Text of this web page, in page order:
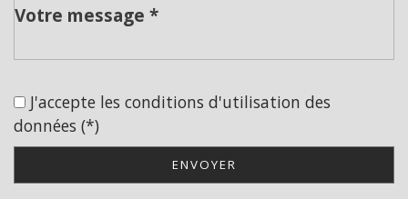
École primaire
Lycée
Bureau de poste
J'accepte les conditions d'utilisation des
données (*)
ENVOYER